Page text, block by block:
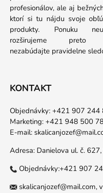
profesionálov, ale aj
ktorí si tu nájdu svoje
produkty. Ponuku
rozširujeme preto
nezabúdajte pravidelne
KONTAKT
Objednávky: +421 907 244
Marketing: +421 948 500
E-mail:
Adresa: Danielova ul. č.
Objednávky:+421 907
skalicanjozef@mail.com,